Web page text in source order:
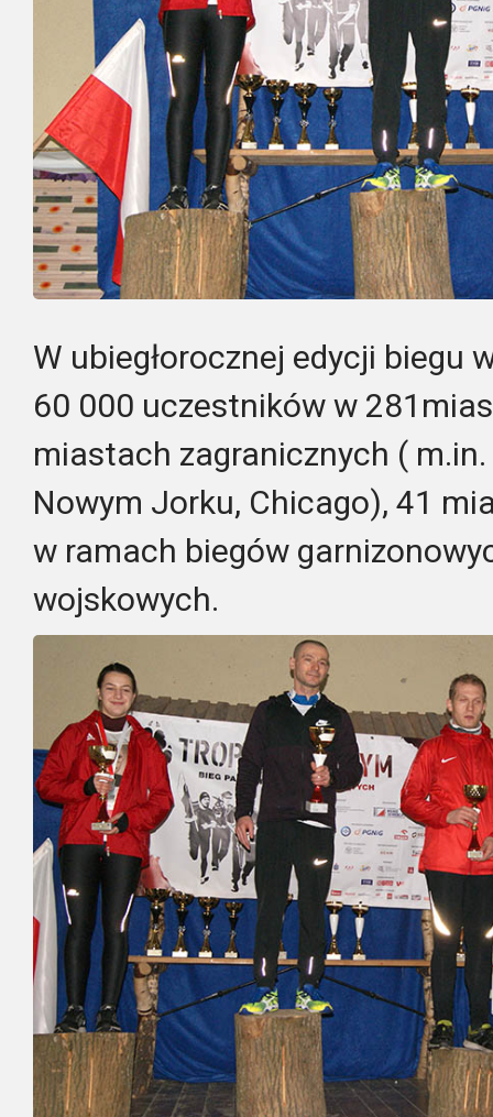
W ubiegłorocznej edycji biegu
60 000 uczestników w
miastach zagranicznych (
Nowym Jorku, Chicago), 41
w ramach biegów
wojskowych.